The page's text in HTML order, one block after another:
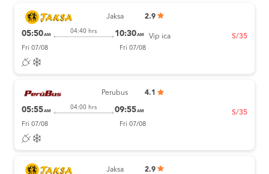
Jaksa 2.9
05:50AM
04:40 hrs 10:30AM
Fri 07/08 Fri 07/08
Vip ica S/35
Perubus 4.1
05:55AM
04:00 hrs 09:55AM
Fri 07/08 Fri 07/08
S/35
Jaksa 2.9